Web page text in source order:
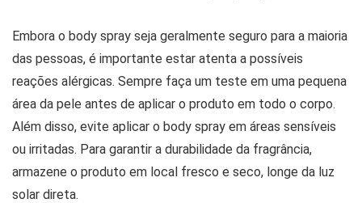
Embora o body spray seja geralmente seguro para a maioria
das pessoas, é importante estar atenta a possíveis
reações alérgicas. Sempre faça um teste em uma pequena
área da pele antes de aplicar o produto em todo o corpo.
Além disso, evite aplicar o body spray em áreas sensíveis
ou irritadas. Para garantir a durabilidade da fragrância,
armazene o produto em local fresco e seco, longe da luz
solar direta.